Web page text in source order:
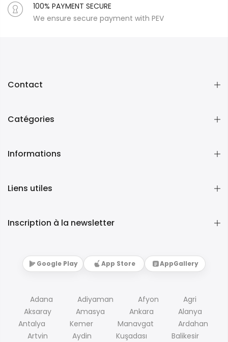
100% PAYMENT SECURE
We ensure secure payment with PEV
Contact
Catégories
Informations
Liens utiles
Inscription à la newsletter
Google Play App Store AppGallery
Adana Adiyaman Afyon
Agri
Aksaray
Amasya Ankara
Alanya
Antalya
Kemer Manavgat
Ardahan
Artvin
Aydin Kuşadası Balikesir